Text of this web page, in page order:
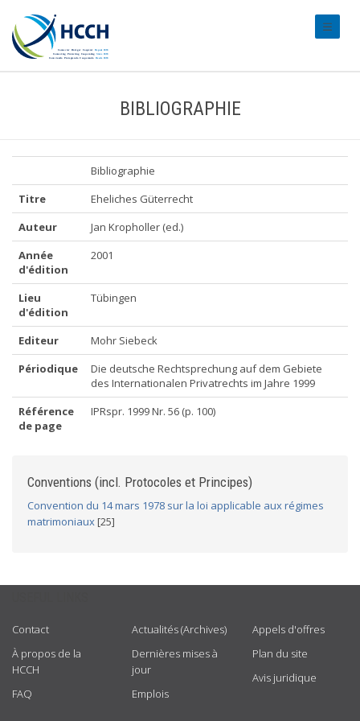
BIBLIOGRAPHIE
Bibliographie
Titre
Eheliches Güterrecht
Auteur
Jan Kropholler (ed.)
Année
d'édition
2001
Lieu
d'édition
Tübingen
Editeur
Mohr Siebeck
Périodique
Die deutsche Rechtsprechung auf dem Gebiete
des Internationalen Privatrechts im Jahre 1999
Référence
de page
IPRspr. 1999 Nr. 56 (p. 100)
Conventions (incl. Protocoles et Principes)
Convention du 14 mars 1978 sur la loi applicable aux régimes
matrimoniaux[25]
Contact
À propos de la
HCCH
FAQ
Actualités (Archives)
Dernières mises à
jour
Emplois
Appels d'offres
Plan du site
Avis juridique